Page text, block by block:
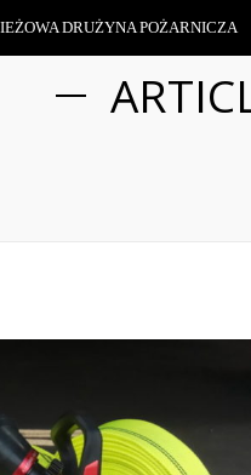
DRUŻYNA POŻARNICZA